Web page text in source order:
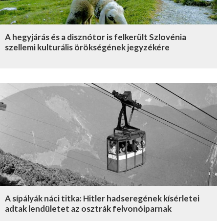
A hegyjárás és a disznótor is felkerült Szlovénia
szellemi kulturális örökségének jegyzékére
A sípályák náci titka: Hitler hadseregének kísérletei
adtak lendületet az osztrák felvonóiparnak